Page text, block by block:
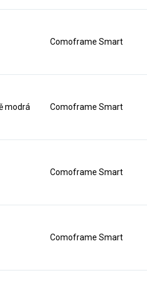
Comoframe Smart
modrá Comoframe Smart
Comoframe Smart
Comoframe Smart